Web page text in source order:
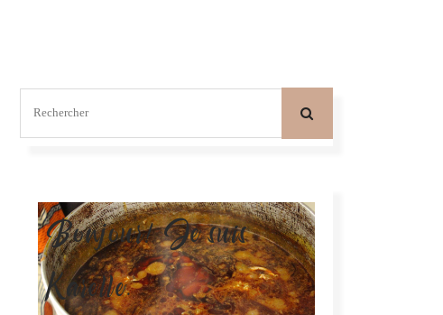
Bonjour! Je suis
Karelle.